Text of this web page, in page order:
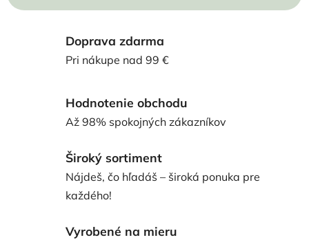
Doprava zdarma
Pri nákupe nad 99 €
Hodnotenie obchodu
Až 98% spokojných zákazníkov
Široký sortiment
Nájdeš, čo hľadáš – široká ponuka pre
každého!
Vyrobené na mieru